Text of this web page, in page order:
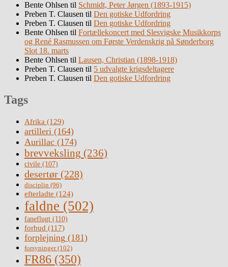
Bente Ohlsen til Schmidt, Peter Jørgen (1893-1915)
Preben T. Clausen til Den gotiske Udfordring
Preben T. Clausen til Den gotiske Udfordring
Bente Ohlsen til Fortællekoncert med Slesvigske Musikkorps
og René Rasmussen om Første Verdenskrig på Sønderborg
Slot 18. marts
Bente Ohlsen til Lausen, Christian (1898-1918)
Preben T. Clausen til 5 udvalgte krigsdeltagere
Preben T. Clausen til Den gotiske Udfordring
Tags
Afrika (129)
artilleri (164)
Aurillac (174)
brevveksling (236)
civile (107)
desertør (228)
disciplin (96)
efterladte (124)
faldne (502)
faneflugt (110)
forbud (117)
forplejning (181)
forsyninger(102)
FR86 (350)